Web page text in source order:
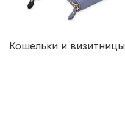
Кошельки и визитницы